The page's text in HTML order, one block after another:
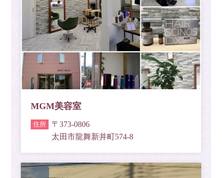
MGM美容室
〒373-0806
太田市龍舞新井町574-8